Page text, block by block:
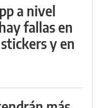
a nivel
fallas en
y en